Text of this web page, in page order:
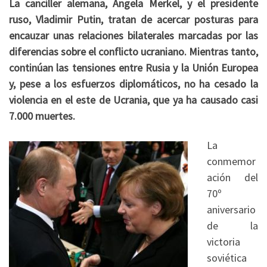
La canciller alemana, Angela Merkel, y el presidente
ruso, Vladimir Putin, tratan de acercar posturas para
encauzar unas relaciones bilaterales marcadas por las
diferencias sobre el conflicto ucraniano. Mientras tanto,
continúan las tensiones entre Rusia y la Unión Europea
y, pese a los esfuerzos diplomáticos, no ha cesado la
violencia en el este de Ucrania, que ya ha causado casi
7.000 muertes.
La
conmemor
ación del
70º
aniversario
de la
victoria
soviética